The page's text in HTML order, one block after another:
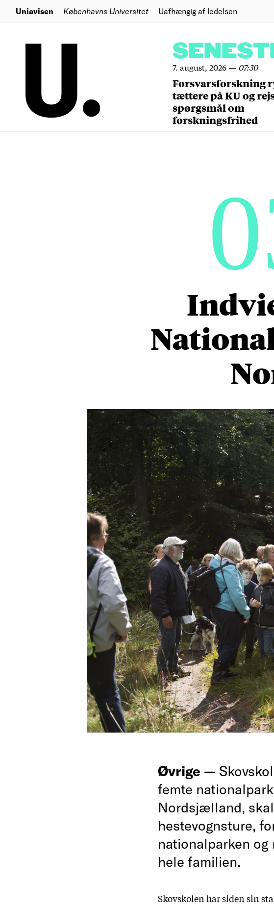
Uniavisen Københavns Universitet Uafhængig af ledelsen
7. august, 2026— 07:30
Forsvarsforskning
tættere på KU og
spørgsmål om
forskningsfrihed
Øvrige —
femte
Nordsjælland,
hestevognsture,
nationalparken og
hele familien.
Skovskolen har siden sin